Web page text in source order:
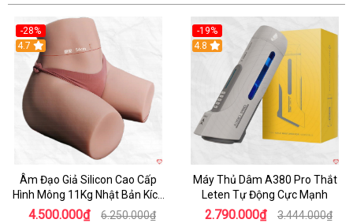
-28%
4.7
Âm Đạo Giả Silicon Cao Cấp
Hình Mông 11Kg Nhật Bản Kích
Thước Như Thật
4.500.000₫ 6.250.000₫
-19%
Hot
4.8
Máy Thủ Dâm A380 Pro Thắt
Leten Tự Động Cực Mạnh
2.790.000₫ 3.444.000₫